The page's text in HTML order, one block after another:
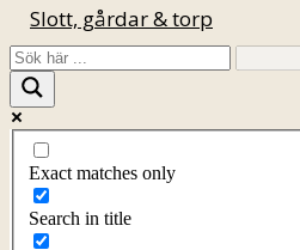
Slott, gårdar & torp
Exact matches only
Search in title